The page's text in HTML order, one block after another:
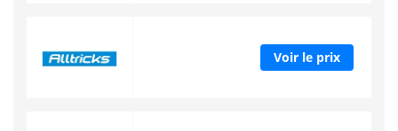
Voir le prix